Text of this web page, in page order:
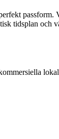
tidsplan och